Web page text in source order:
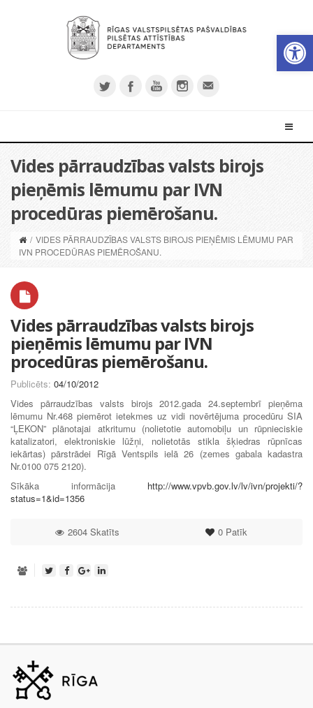
Vides pārraudzības valsts birojs
pieņēmis lēmumu par IVN
procedūras piemērošanu.
/ VIDES PĀRRAUDZĪBAS VALSTS BIROJS PIEŅĒMIS LĒMUMU PAR
IVN PROCEDŪRAS PIEMĒROŠANU.
Vides pārraudzības valsts birojs
pieņēmis lēmumu par IVN
procedūras piemērošanu.
Publicēts: 04/10/2012
Vides pārraudzības valsts birojs 2012.gada 24.septembrī pieņēma
lēmumu Nr.468 piemērot ietekmes uz vidi novērtējuma procedūru SIA
“ĻEKON” plānotajai atkritumu (nolietotie automobiļu un rūpnieciskie
katalizatori, elektroniskie lūžņi, nolietotās stikla šķiedras rūpnīcas
iekārtas) pārstrādei Rīgā Ventspils ielā 26 (zemes gabala kadastra
Nr.0100 075 2120).
Sīkāka informācija http://www.vpvb.gov.lv/lv/ivn/projekti/?
status=1&id=1356
0Patīk
2604 Skatīts